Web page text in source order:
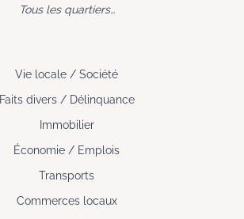
Tous les quartiers…
Vie locale / Société
Faits divers / Délinquance
Immobilier
Économie / Emplois
Transports
Commerces locaux